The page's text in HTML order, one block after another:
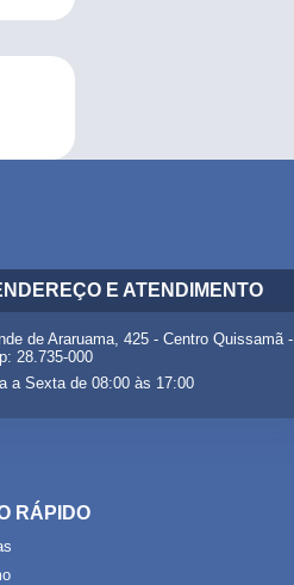
E ATENDIMENTO
de Araruama, 425 - Centro Quissamã -
28.735-000
a Sexta de 08:00 às 17:00
RÁPIDO